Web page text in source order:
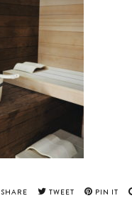
SHARE TWEET PIN IT